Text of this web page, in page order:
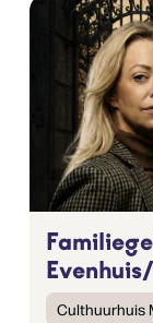
Culthuurhuis